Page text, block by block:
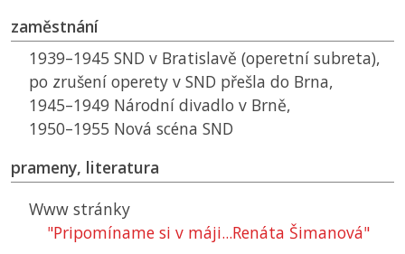
zaměstnání
1939–1945 SND v Bratislavě (operetní subreta),
po zrušení operety v SND přešla do Brna,
1945–1949 Národní divadlo v Brně,
1950–1955 Nová scéna SND
prameny, literatura
Www stránky
"Pripomíname si v máji...Renáta Šimanová"